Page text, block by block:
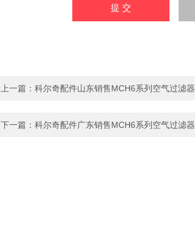
上一篇： 科尔奇配件山东销售MCH6系列空气过滤器
下一篇： 科尔奇配件广东销售MCH6系列空气过滤器